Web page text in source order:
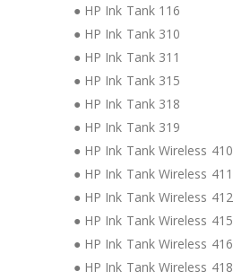
● HP Ink Tank 116
● HP Ink Tank 310
● HP Ink Tank 311
● HP Ink Tank 315
● HP Ink Tank 318
● HP Ink Tank 319
● HP Ink Tank Wireless 410
● HP Ink Tank Wireless 411
● HP Ink Tank Wireless 412
● HP Ink Tank Wireless 415
● HP Ink Tank Wireless 416
● HP Ink Tank Wireless 418